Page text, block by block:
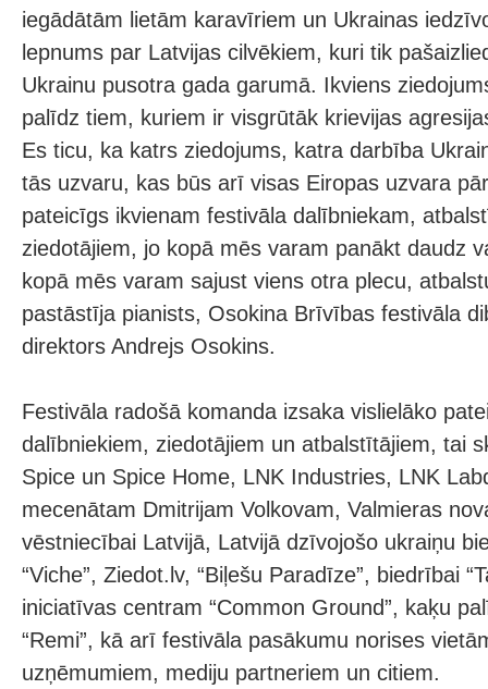
iegādātām lietām karavīriem un Ukrainas
lepnums par Latvijas cilvēkiem, kuri tik
Ukrainu pusotra gada garumā. Ikviens
palīdz tiem, kuriem ir visgrūtāk krievijas
Es ticu, ka katrs ziedojums, katra darbība
tās uzvaru, kas būs arī visas Eiropas uzvara
pateicīgs ikvienam festivāla dalībniekam,
ziedotājiem, jo kopā mēs varam panākt daudz
kopā mēs varam sajust viens otra plecu,
pastāstīja pianists, Osokina Brīvības festivāla
direktors Andrejs Osokins.
Festivāla radošā komanda izsaka vislielāko
dalībniekiem, ziedotājiem un atbalstītājiem, tai
Spice un Spice Home, LNK Industries, LNK
mecenātam Dmitrijam Volkovam, Valmieras
vēstniecībai Latvijā, Latvijā dzīvojošo ukraiņu
“Viche”, Ziedot.lv, “Biļešu Paradīze”, biedrībai
iniciatīvas centram “Common Ground”, kaķu
“Remi”, kā arī festivāla pasākumu norises
uzņēmumiem, mediju partneriem un citiem.